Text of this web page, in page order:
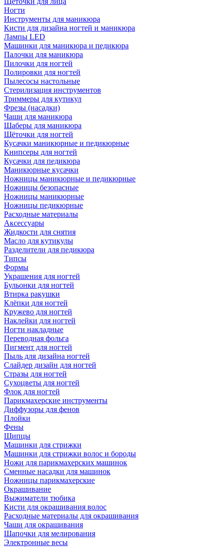
Ногти
Инструменты для маникюра
Кисти для дизайна ногтей и маникюра
Лампы LED
Машинки для маникюра и педикюра
Палочки для маникюра
Пилочки для ногтей
Полировки для ногтей
Пылесосы настольные
Стерилизация инструментов
Триммеры для кутикул
Фрезы (насадки)
Чаши для маникюра
Шаберы для маникюра
Щёточки для ногтей
Кусачки маникюрные и педикюрные
Книпсеры для ногтей
Кусачки для педикюра
Маникюрные кусачки
Ножницы маникюрные и педикюрные
Ножницы безопасные
Ножницы маникюрные
Ножницы педикюрные
Расходные материалы
Аксессуары
Жидкости для снятия
Масло для кутикулы
Разделители для педикюра
Типсы
Формы
Украшения для ногтей
Бульонки для ногтей
Втирка ракушки
Клёпки для ногтей
Кружево для ногтей
Наклейки для ногтей
Ногти накладные
Переводная фольга
Пигмент для ногтей
Пыль для дизайна ногтей
Слайдер дизайн для ногтей
Стразы для ногтей
Сухоцветы для ногтей
Флок для ногтей
Парикмахерские инструменты
Диффузоры для фенов
Плойки
Фены
Щипцы
Машинки для стрижки
Машинки для стрижки волос и бороды
Ножи для парикмахерских машинок
Сменные насадки для машинок
Ножницы парикмахерские
Окрашивание
Выжиматели тюбика
Кисти для окрашивания волос
Расходные материалы для окрашивания
Чаши для окрашивания
Шапочки для мелирования
Электронные весы